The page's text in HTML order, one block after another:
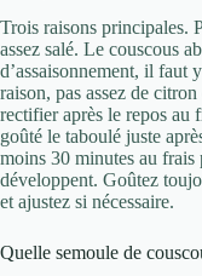
Trois raisons principales.
assez salé. Le couscous
d’assaisonnement, il faut
raison, pas assez de
rectifier après le repos au
goûté le taboulé juste
moins 30 minutes au frais
développent. Goûtez
et ajustez si nécessaire.
Quelle semoule de